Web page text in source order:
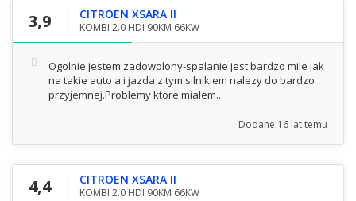
3,9 CITROEN XSARA II
KOMBI 2.0 HDI 90KM 66KW
Ogolnie jestem zadowolony-spalanie jest bardzo mile jak
na takie auto a i jazda z tym silnikiem nalezy do bardzo
przyjemnej.Problemy ktore mialem...
Dodane 16 lat temu
4,4 CITROEN XSARA II
KOMBI 2.0 HDI 90KM 66KW